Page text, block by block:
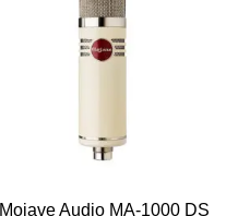
Mojave Audio MA-1000 DS